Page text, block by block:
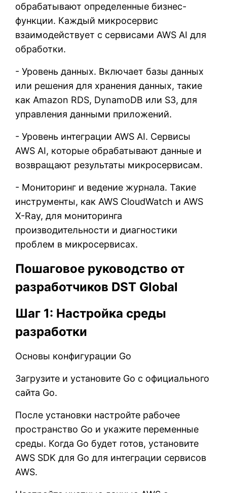
обрабатывают определенные бизнес-
функции. Каждый микросервис
взаимодействует с сервисами AWS AI для
обработки.
- Уровень данных. Включает базы данных
или решения для хранения данных, такие
как Amazon RDS, DynamoDB или S3, для
управления данными приложений.
- Уровень интеграции AWS AI. Сервисы
AWS AI, которые обрабатывают данные и
возвращают результаты микросервисам.
- Мониторинг и ведение журнала. Такие
инструменты, как AWS CloudWatch и AWS
X-Ray, для мониторинга
производительности и диагностики
проблем в микросервисах.
Пошаговое руководство от
разработчиков DST Global
Шаг 1: Настройка среды
разработки
Основы конфигурации Go
Загрузите и установите Go с официального
сайта Go.
После установки настройте рабочее
пространство Go и укажите переменные
среды. Когда Go будет готов, установите
AWS SDK для Go для интеграции сервисов
AWS.